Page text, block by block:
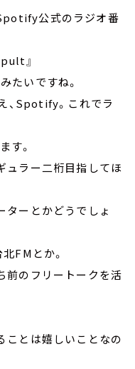
公式のラジオ番
』
たいですね。
、Spotify。これでラ
す。
ュラー二桁目指してほ
ターとかどうでしょ
FMとか。
前のフリートークを活
ことは嬉しいことなの